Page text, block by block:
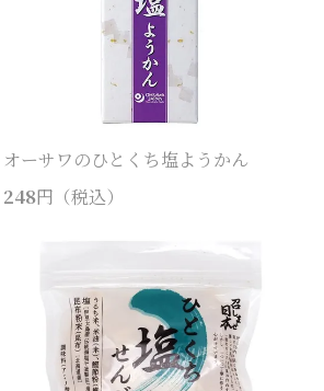
オーサワのひとくち塩ようかん
248円（税込）